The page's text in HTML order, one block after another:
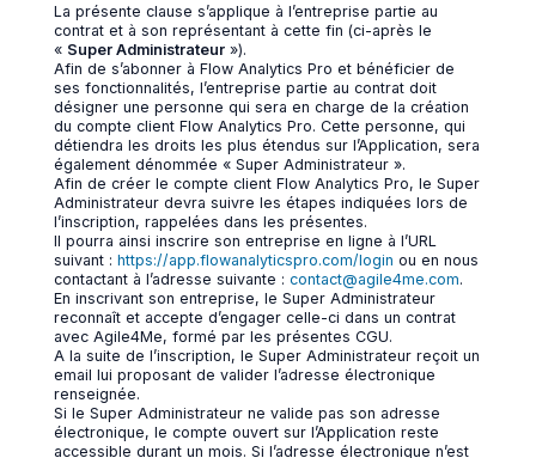
La présente clause s’applique à l’entreprise partie au
contrat et à son représentant à cette fin (ci-après le
« Super Administrateur»).
Afin de s’abonner à Flow Analytics Pro et bénéficier de
ses fonctionnalités, l’entreprise partie au contrat doit
désigner une personne qui sera en charge de la création
du compte client Flow Analytics Pro. Cette personne, qui
détiendra les droits les plus étendus sur l’Application, sera
également dénommée « Super Administrateur ».
Afin de créer le compte client Flow Analytics Pro, le Super
Administrateur devra suivre les étapes indiquées lors de
l’inscription, rappelées dans les présentes.
Il pourra ainsi inscrire son entreprise en ligne à l’URL
suivant : https://app.flowanalyticspro.com/login ou en nous
contactant à l’adresse suivante : contact@agile4me.com.
En inscrivant son entreprise, le Super Administrateur
reconnaît et accepte d’engager celle-ci dans un contrat
avec Agile4Me, formé par les présentes CGU.
A la suite de l’inscription, le Super Administrateur reçoit un
email lui proposant de valider l’adresse électronique
renseignée.
Si le Super Administrateur ne valide pas son adresse
électronique, le compte ouvert sur l’Application reste
accessible durant un mois. Si l’adresse électronique n’est